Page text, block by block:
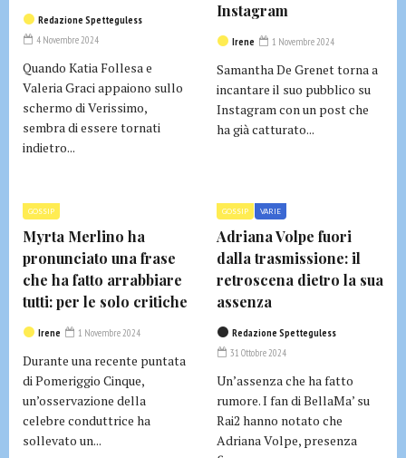
Redazione Spetteguless
4 Novembre 2024
Quando Katia Follesa e
Valeria Graci appaiono sullo
schermo di Verissimo,
sembra di essere tornati
indietro...
Instagram
Irene 1 Novembre 2024
Samantha De Grenet torna a
incantare il suo pubblico su
Instagram con un post che
ha già catturato...
GOSSIP
Myrta Merlino ha
pronunciato una frase
che ha fatto arrabbiare
tutti: per le solo critiche
Irene 1 Novembre 2024
Durante una recente puntata
di Pomeriggio Cinque,
un’osservazione della
celebre conduttrice ha
sollevato un...
GOSSIP VARIE
Adriana Volpe fuori
dalla trasmissione: il
retroscena dietro la sua
assenza
Redazione Spetteguless
31 Ottobre 2024
Un’assenza che ha fatto
rumore. I fan di BellaMa’ su
Rai2 hanno notato che
Adriana Volpe, presenza